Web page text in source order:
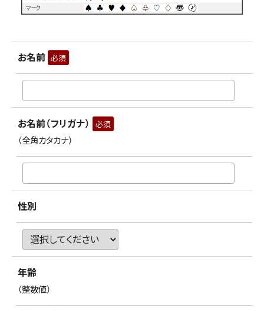
お名前 必須
お名前（フリガナ） 必須
（全角カタカナ）
性別
年齢
（整数値）